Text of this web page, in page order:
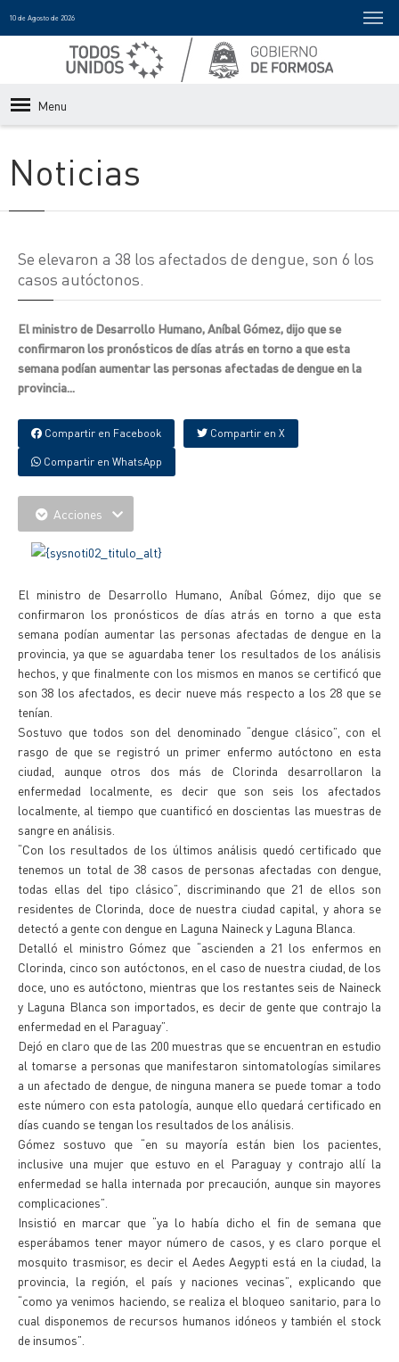
10 de Agosto de 2026
Menu
Noticias
Se elevaron a 38 los afectados de dengue, son 6 los
casos autóctonos.
El ministro de Desarrollo Humano, Aníbal Gómez, dijo que se
confirmaron los pronósticos de días atrás en torno a que esta
semana podían aumentar las personas afectadas de dengue en la
provincia...
Compartir en Facebook Compartir en X
Compartir en WhatsApp
Acciones
El ministro de Desarrollo Humano, Aníbal Gómez, dijo que se
confirmaron los pronósticos de días atrás en torno a que esta
semana podían aumentar las personas afectadas de dengue en la
provincia, ya que se aguardaba tener los resultados de los análisis
hechos, y que finalmente con los mismos en manos se certificó que
son 38 los afectados, es decir nueve más respecto a los 28 que se
tenían.
Sostuvo que todos son del denominado “dengue clásico”, con el
rasgo de que se registró un primer enfermo autóctono en esta
ciudad, aunque otros dos más de Clorinda desarrollaron la
enfermedad localmente, es decir que son seis los afectados
localmente, al tiempo que cuantificó en doscientas las muestras de
sangre en análisis.
“Con los resultados de los últimos análisis quedó certificado que
tenemos un total de 38 casos de personas afectadas con dengue,
todas ellas del tipo clásico”, discriminando que 21 de ellos son
residentes de Clorinda, doce de nuestra ciudad capital, y ahora se
detectó a gente con dengue en Laguna Naineck y Laguna Blanca.
Detalló el ministro Gómez que “ascienden a 21 los enfermos en
Clorinda, cinco son autóctonos, en el caso de nuestra ciudad, de los
doce, uno es autóctono, mientras que los restantes seis de Naineck
y Laguna Blanca son importados, es decir de gente que contrajo la
enfermedad en el Paraguay”.
Dejó en claro que de las 200 muestras que se encuentran en estudio
al tomarse a personas que manifestaron sintomatologías similares
a un afectado de dengue, de ninguna manera se puede tomar a todo
este número con esta patología, aunque ello quedará certificado en
días cuando se tengan los resultados de los análisis.
Gómez sostuvo que “en su mayoría están bien los pacientes,
inclusive una mujer que estuvo en el Paraguay y contrajo allí la
enfermedad se halla internada por precaución, aunque sin mayores
complicaciones”.
Insistió en marcar que “ya lo había dicho el fin de semana que
esperábamos tener mayor número de casos, y es claro porque el
mosquito trasmisor, es decir el Aedes Aegypti está en la ciudad, la
provincia, la región, el país y naciones vecinas”, explicando que
“como ya venimos haciendo, se realiza el bloqueo sanitario, para lo
cual disponemos de recursos humanos idóneos y también el stock
de insumos”.